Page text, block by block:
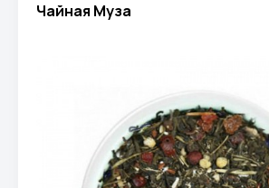
Чайная Муза